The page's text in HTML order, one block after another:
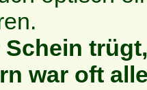
Schein
war oft